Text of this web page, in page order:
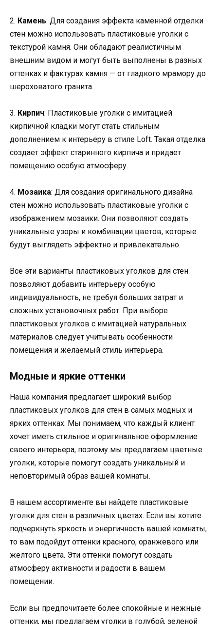
2. Камень: Для создания эффекта каменной отделки
стен можно использовать пластиковые уголки с
текстурой камня. Они обладают реалистичным
внешним видом и могут быть выполнены в разных
оттенках и фактурах камня — от гладкого мрамору до
шероховатого гранита.
3. Кирпич: Пластиковые уголки с имитацией
кирпичной кладки могут стать стильным
дополнением к интерьеру в стиле Loft. Такая отделка
создает эффект старинного кирпича и придает
помещению особую атмосферу.
4. Мозаика: Для создания оригинального дизайна
стен можно использовать пластиковые уголки с
изображением мозаики. Они позволяют создать
уникальные узоры и комбинации цветов, которые
будут выглядеть эффектно и привлекательно.
Все эти варианты пластиковых уголков для стен
позволяют добавить интерьеру особую
индивидуальность, не требуя больших затрат и
сложных установочных работ. При выборе
пластиковых уголков с имитацией натуральных
материалов следует учитывать особенности
помещения и желаемый стиль интерьера.
Модные и яркие оттенки
Наша компания предлагает широкий выбор
пластиковых уголков для стен в самых модных и
ярких оттенках. Мы понимаем, что каждый клиент
хочет иметь стильное и оригинальное оформление
своего интерьера, поэтому мы предлагаем цветные
уголки, которые помогут создать уникальный и
неповторимый образ вашей комнаты.
В нашем ассортименте вы найдете пластиковые
уголки для стен в различных цветах. Если вы хотите
подчеркнуть яркость и энергичность вашей комнаты,
то вам подойдут оттенки красного, оранжевого или
желтого цвета. Эти оттенки помогут создать
атмосферу активности и радости в вашем
помещении.
Если вы предпочитаете более спокойные и нежные
оттенки, мы предлагаем уголки в голубой, зеленой